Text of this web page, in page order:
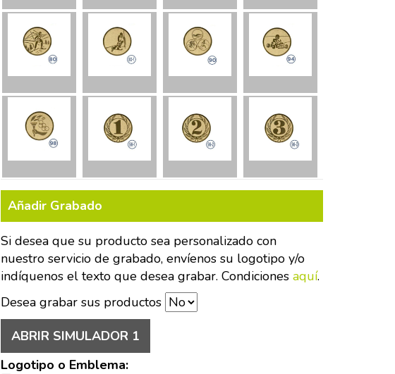
Añadir Grabado
Si desea que su producto sea personalizado con
nuestro servicio de grabado, envíenos su logotipo y/o
indíquenos el texto que desea grabar. Condiciones aquí.
Desea grabar sus productos
ABRIR SIMULADOR 1
Logotipo o Emblema: